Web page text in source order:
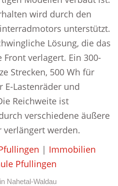
wird durch den
unterstützt.
Lösung, die das
verlagert. Ein 300-
Strecken, 500 Wh für
E-Lastenräder und
Reichweite ist
verschiedene äußere
verlängert werden.
| Immobilien
Pfullingen
Nahetal-Waldau